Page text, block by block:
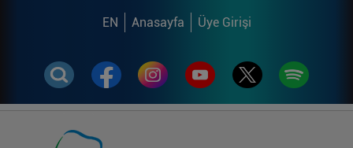
EN Anasayfa Üye Girişi